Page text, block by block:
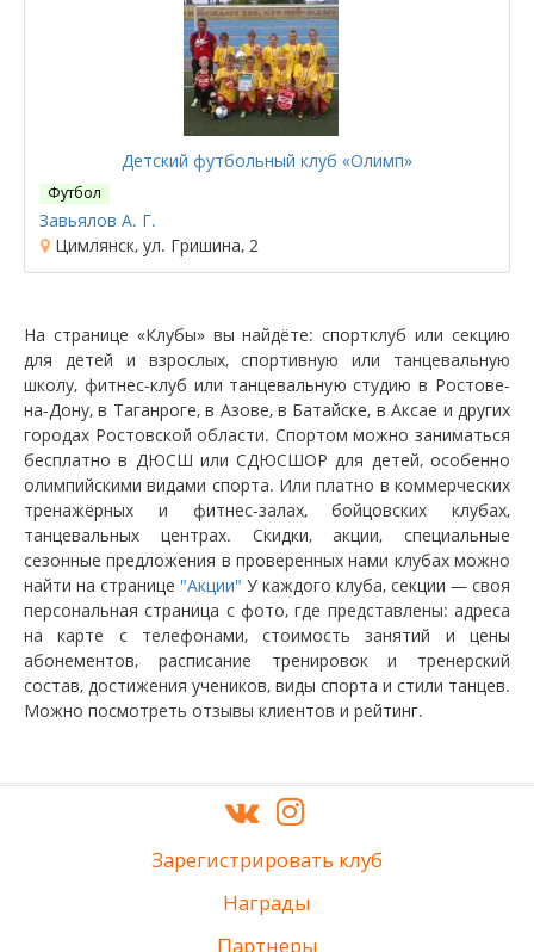
Детский футбольный клуб «Олимп»
Футбол
Завьялов А. Г.
Цимлянск, ул. Гришина, 2
На странице «Клубы» вы найдёте: спортклуб или секцию
для детей и взрослых, спортивную или танцевальную
школу, фитнес-клуб или танцевальную студию в Ростове-
на-Дону, в Таганроге, в Азове, в Батайске, в Аксае и других
городах Ростовской области. Спортом можно заниматься
бесплатно в ДЮСШ или СДЮСШОР для детей, особенно
олимпийскими видами спорта. Или платно в коммерческих
тренажёрных и фитнес-залах, бойцовских клубах,
танцевальных центрах. Скидки, акции, специальные
сезонные предложения в проверенных нами клубах можно
найти на странице "Акции" У каждого клуба, секции — своя
персональная страница с фото, где представлены: адреса
на карте с телефонами, стоимость занятий и цены
абонементов, расписание тренировок и тренерский
состав, достижения учеников, виды спорта и стили танцев.
Можно посмотреть отзывы клиентов и рейтинг.
Зарегистрировать клуб
Награды
Партнеры